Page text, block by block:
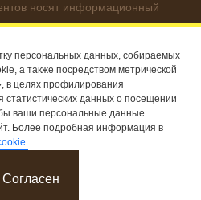
носят информационный
права защищены
Société des Produits Nestlé S.A.
персональных данных, собираемых
а также посредством метрической
в целях профилирования
статистических данных о посещении
ваши персональные данные
Более подробная информация в
Согласен